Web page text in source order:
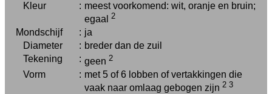
Kleur : meest voorkomend: wit, oranje en bruin;
egaal 2
Mondschijf : ja
Diameter
: breder dan de zuil
Tekening
: geen 2
Vorm : met 5 of 6 lobben of vertakkingen die
vaak naar omlaag gebogen zijn 2 3